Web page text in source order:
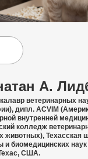
А.
ветеринарных
дипл. ACVIM
внутренней
колледж
животных), Техасская
и биомедицинских
США.